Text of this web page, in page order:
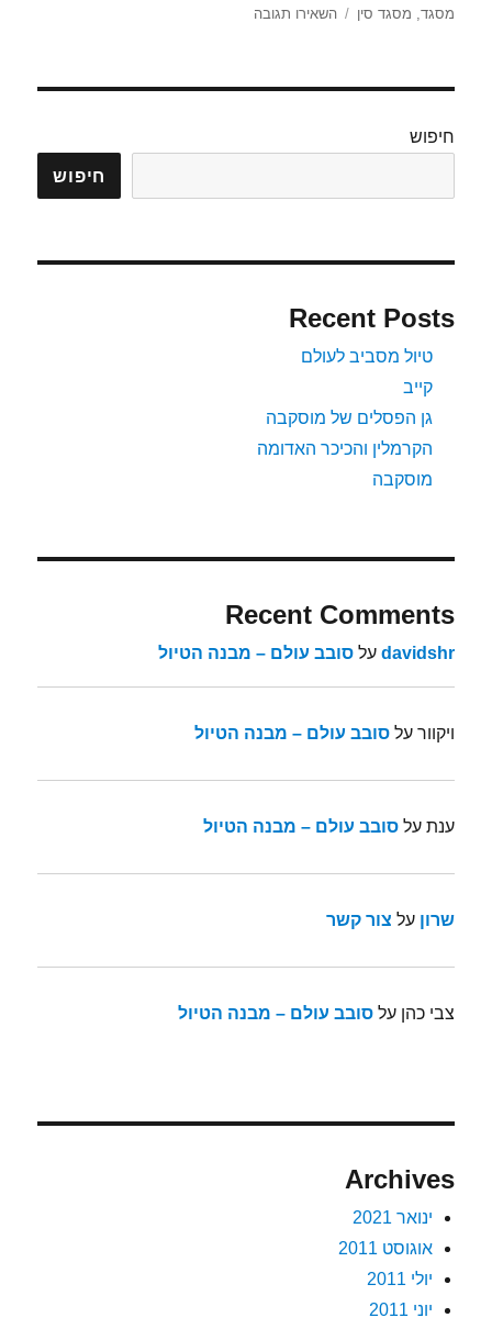
מסגד, מסגד סין השאירו תגובה
חיפוש
חיפוש
Recent Posts
טיול מסביב לעולם
קייב
גן הפסלים של מוסקבה
הקרמלין והכיכר האדומה
מוסקבה
Recent Comments
davidshr עלסובב עולם – מבנה הטיול
ויקוור עלסובב עולם – מבנה הטיול
ענת עלסובב עולם – מבנה הטיול
שרון על צור קשר
צבי כהן עלסובב עולם – מבנה הטיול
Archives
ינואר 2021
אוגוסט 2011
יולי 2011
יוני 2011